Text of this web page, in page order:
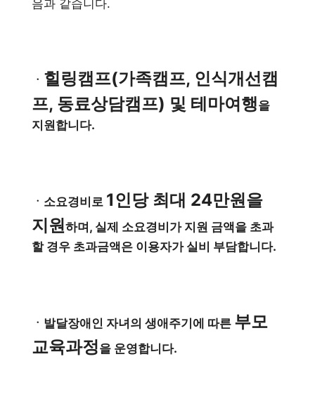
음과 같습니다.
ㆍ 힐링캠프(가족캠프, 인식개선캠
프, 동료상담캠프) 및 테마여행을
지원합니다.
ㆍ소요경비로 1인당 최대 24만원을
지원하며, 실제 소요경비가 지원 금액을 초과
할 경우 초과금액은 이용자가 실비 부담합니다.
ㆍ발달장애인 자녀의 생애주기에 따른 부모
교육과정을 운영합니다.